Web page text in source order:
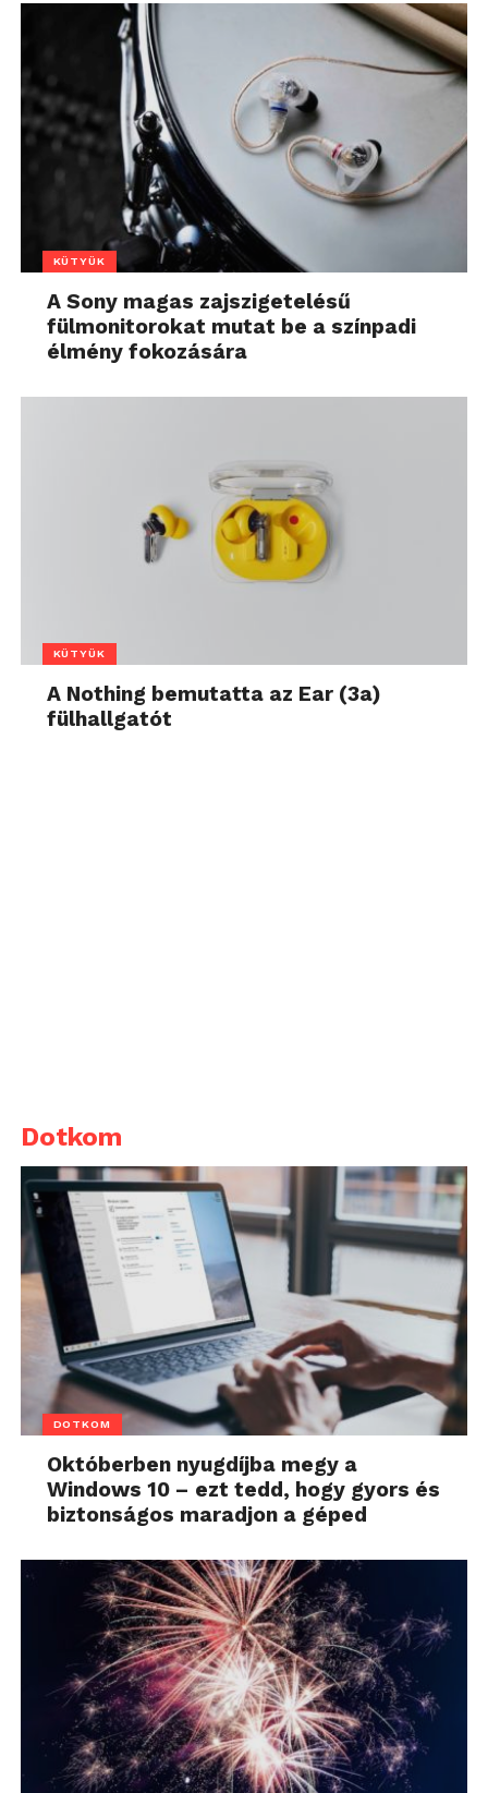
KÜTYÜK
A Sony magas zajszigetelésű
fülmonitorokat mutat be a színpadi
élmény fokozására
KÜTYÜK
A Nothing bemutatta az Ear (3a)
fülhallgatót
Dotkom
DOTKOM
Októberben nyugdíjba megy a
Windows 10 – ezt tedd, hogy gyors és
biztonságos maradjon a géped